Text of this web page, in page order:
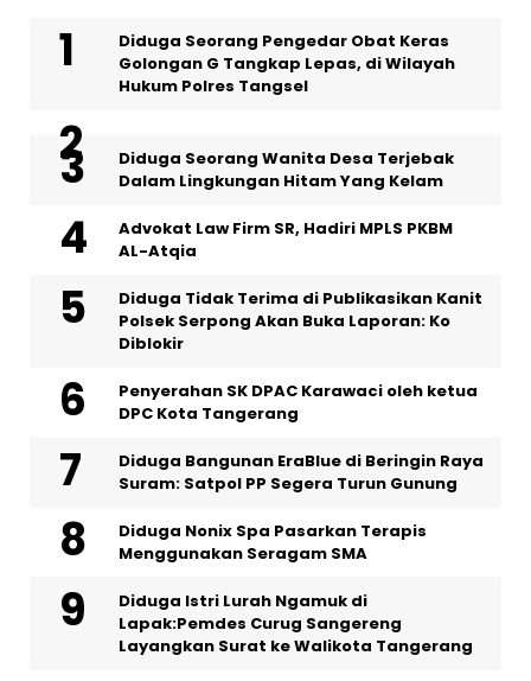
‎Diduga Seorang Pengedar Obat Keras
Golongan G Tangkap Lepas, di Wilayah
Hukum Polres Tangsel
‎Diduga Seorang Wanita Desa Terjebak
Dalam Lingkungan Hitam Yang Kelam
Advokat Law Firm SR, Hadiri MPLS PKBM
AL-Atqia
Diduga Tidak Terima di Publikasikan Kanit
Polsek Serpong Akan Buka Laporan: Ko
Diblokir
Penyerahan SK DPAC Karawaci oleh ketua
DPC Kota Tangerang
Diduga Bangunan EraBlue di Beringin Raya
Suram: Satpol PP Segera Turun Gunung
‎Diduga Nonix Spa Pasarkan Terapis
Menggunakan Seragam SMA
‎Diduga Istri Lurah Ngamuk di
Lapak:Pemdes Curug Sangereng
Layangkan Surat ke Walikota Tangerang